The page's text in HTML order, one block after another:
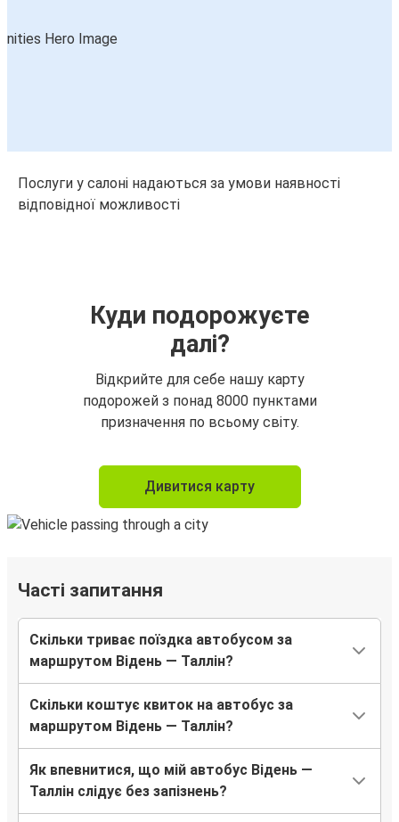
Послуги у салоні надаються за умови наявності
відповідної можливості
Куди подорожуєте
далі?
Відкрийте для себе нашу карту
подорожей з понад 8000 пунктами
призначення по всьому світу.
Дивитися карту
Часті запитання
Скільки триває поїздка автобусом за
маршрутом Відень — Таллін?
Скільки коштує квиток на автобус за
маршрутом Відень — Таллін?
Як впевнитися, що мій автобус Відень —
Таллін слідує без запізнень?